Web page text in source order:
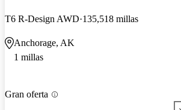
T6 R-Design AWD 135,518 millas
Anchorage, AK
1 millas
Gran oferta